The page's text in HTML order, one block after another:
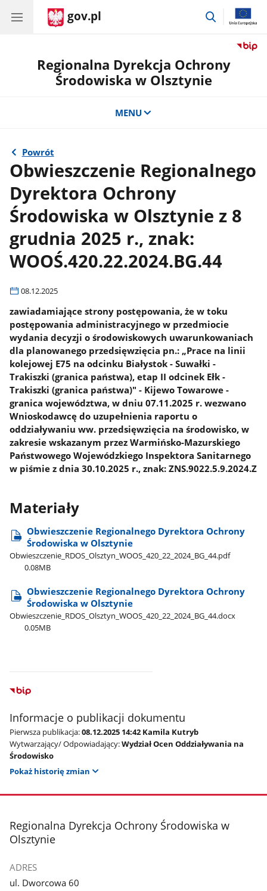
gov.pl
przejdź
Regionalna Dyrekcja Ochrony
Środowiska w Olsztynie
MENU
Powrót
Obwieszczenie Regionalnego
Dyrektora Ochrony
Środowiska w Olsztynie z 8
grudnia 2025 r., znak:
WOOŚ.420.22.2024.BG.44
08.12.2025
zawiadamiające strony postępowania, że w toku
postępowania administracyjnego w przedmiocie
wydania decyzji o środowiskowych uwarunkowaniach
dla planowanego przedsięwzięcia pn.: „Prace na linii
kolejowej E75 na odcinku Białystok - Suwałki -
Trakiszki (granica państwa), etap II odcinek Ełk -
Trakiszki (granica państwa)" - Kijewo Towarowe -
granica województwa, w dniu 07.11.2025 r. wezwano
Wnioskodawcę do uzupełnienia raportu o
oddziaływaniu ww. przedsięwzięcia na środowisko, w
zakresie wskazanym przez Warmińsko-Mazurskiego
Państwowego Wojewódzkiego Inspektora Sanitarnego
w piśmie z dnia 30.10.2025 r., znak: ZNS.9022.5.9.2024.Z
Materiały
Obwieszczenie Regionalnego Dyrektora Ochrony
Środowiska w Olsztynie
Obwieszczenie​_RDOS​_Olsztyn​_WOOS​_420​_22​_2024​_BG​_44.pdf
0.08MB
Obwieszczenie Regionalnego Dyrektora Ochrony
Środowiska w Olsztynie
Obwieszczenie​_RDOS​_Olsztyn​_WOOS​_420​_22​_2024​_BG​_44.docx
0.05MB
Informacje o publikacji dokumentu
Pierwsza publikacja:08.12.2025 14:42 Kamila Kutryb
Wytwarzający/ Odpowiadający:Wydział Ocen Oddziaływania na
Środowisko
Pokaż historię zmian
stopka
Regionalna Dyrekcja Ochrony Środowiska w
Olsztynie
ADRES
ul. Dworcowa 60